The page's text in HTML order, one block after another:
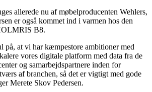
allerede nu af møbelproducenten Wehlers,
er også kommet ind i varmen hos den
B8.
på, at vi har kæmpestore ambitioner med
vores digitale platform med data fra de
og samarbejdspartnere inden for
af branchen, så det er vigtigt med gode
Merete Skov Pedersen.